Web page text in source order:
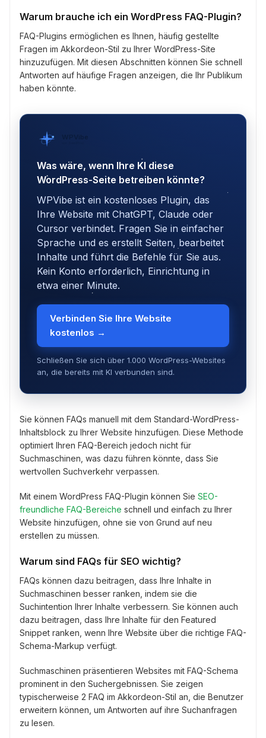
Warum brauche ich ein WordPress FAQ-Plugin?
FAQ-Plugins ermöglichen es Ihnen, häufig gestellte
Fragen im Akkordeon-Stil zu Ihrer WordPress-Site
hinzuzufügen. Mit diesen Abschnitten können Sie schnell
Antworten auf häufige Fragen anzeigen, die Ihr Publikum
haben könnte.
WPVibe
Was wäre, wenn Ihre KI diese
WordPress-Seite betreiben könnte?
WPVibe ist ein kostenloses Plugin, das
Ihre Website mit ChatGPT, Claude oder
Cursor verbindet. Fragen Sie in einfacher
Sprache und es erstellt Seiten, bearbeitet
Inhalte und führt die Befehle für Sie aus.
Kein Konto erforderlich, Einrichtung in
etwa einer Minute.
Verbinden Sie Ihre Website
kostenlos →
Schließen Sie sich über 1.000 WordPress-Websites
an, die bereits mit KI verbunden sind.
Sie können FAQs manuell mit dem Standard-WordPress-
Inhaltsblock zu Ihrer Website hinzufügen. Diese Methode
optimiert Ihren FAQ-Bereich jedoch nicht für
Suchmaschinen, was dazu führen könnte, dass Sie
wertvollen Suchverkehr verpassen.
Mit einem WordPress FAQ-Plugin können Sie SEO-
freundliche FAQ-Bereiche schnell und einfach zu Ihrer
Website hinzufügen, ohne sie von Grund auf neu
erstellen zu müssen.
Warum sind FAQs für SEO wichtig?
FAQs können dazu beitragen, dass Ihre Inhalte in
Suchmaschinen besser ranken, indem sie die
Suchintention Ihrer Inhalte verbessern. Sie können auch
dazu beitragen, dass Ihre Inhalte für den Featured
Snippet ranken, wenn Ihre Website über die richtige FAQ-
Schema-Markup verfügt.
Suchmaschinen präsentieren Websites mit FAQ-Schema
prominent in den Suchergebnissen. Sie zeigen
typischerweise 2 FAQ im Akkordeon-Stil an, die Benutzer
erweitern können, um Antworten auf ihre Suchanfragen
zu lesen.